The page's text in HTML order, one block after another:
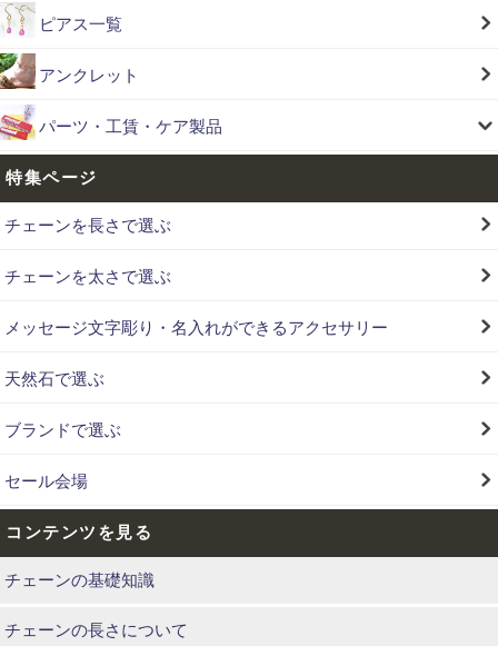
ピアス一覧
アンクレット
パーツ・工賃・ケア製品
特集ページ
チェーンを長さで選ぶ
チェーンを太さで選ぶ
メッセージ文字彫り・名入れができるアクセサリー
天然石で選ぶ
ブランドで選ぶ
セール会場
コンテンツを見る
チェーンの基礎知識
チェーンの長さについて